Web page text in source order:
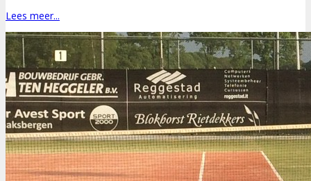
Lees meer...